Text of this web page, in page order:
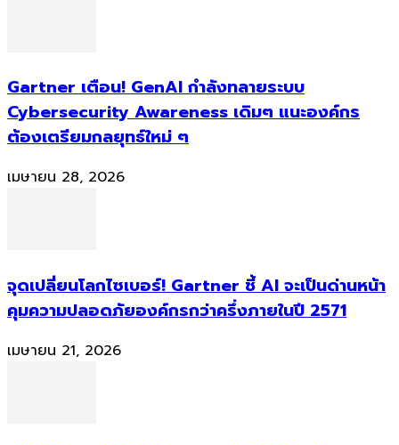
Gartner เตือน! GenAI กำลังทลายระบบ
Cybersecurity Awareness เดิมๆ แนะองค์กร
ต้องเตรียมกลยุทธ์ใหม่ ๆ
เมษายน 28, 2026
จุดเปลี่ยนโลกไซเบอร์! Gartner ชี้ AI จะเป็นด่านหน้า
คุมความปลอดภัยองค์กรกว่าครึ่งภายในปี 2571
เมษายน 21, 2026